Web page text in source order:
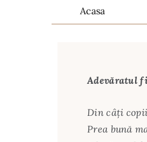
Acasa
Adevăratul
Din câți
Prea bună